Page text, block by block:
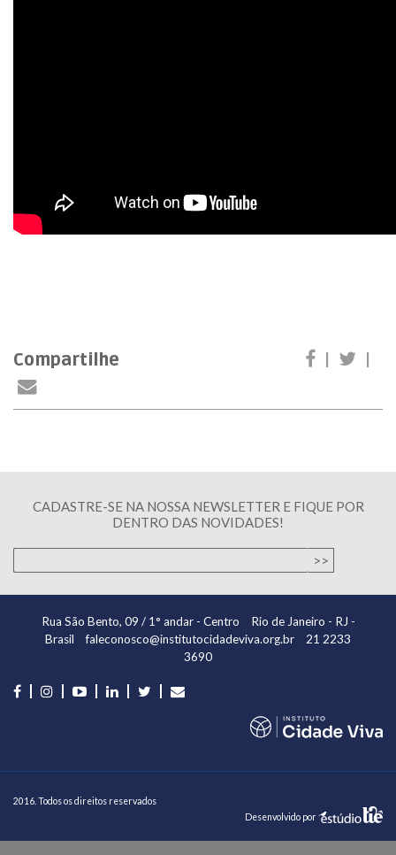
Compartilhe
CADASTRE-SE NA NOSSA NEWSLETTER E FIQUE POR
DENTRO DAS NOVIDADES!
Rua São Bento, 09 / 1° andar - Centro
Rio de Janeiro - RJ -
Brasil
faleconosco@institutocidadeviva.org.br
21 2233
3690
2016. Todos os direitos reservados
Desenvolvido por